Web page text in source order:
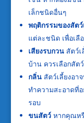
เล็กชนิดอื่นๆ
พฤติกรรมของสัตว์
แต่ละชนิด เพื่อเลื
เสียงรบกวนสัตว์เ
บ้าน ควรเลือกสัต
กลิ่นสัตว์เลี้ยงอา
ทำความสะอาดที่
รอบ
ขนสัตว์หากคุณหรื